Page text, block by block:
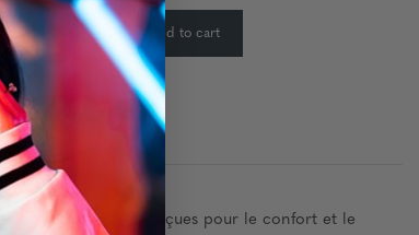
+ Add to cart
sophistication. Conçues pour le confort et le